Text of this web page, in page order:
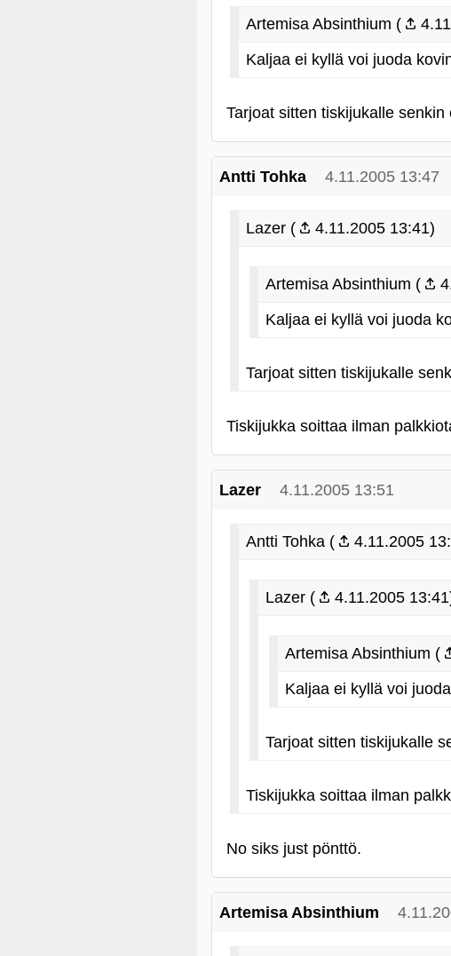
Artemisa Absinthium (
Kaljaa ei kyllä voi juoda
Tarjoat sitten tiskijukalle senkin
Antti Tohka 4.11.2005 13:47
Lazer ( 4.11.2005 13:41)
Artemisa Absinthium (
Kaljaa ei kyllä voi juoda
Tarjoat sitten tiskijukalle
Tiskijukka soittaa ilman
Lazer 4.11.2005 13:51
Antti Tohka ( 4.11.2005
Lazer ( 4.11.2005
Artemisa Absinthium (
Kaljaa ei kyllä voi
Tarjoat sitten tiskijukalle
Tiskijukka soittaa ilman
No siks just pönttö.
Artemisa Absinthium